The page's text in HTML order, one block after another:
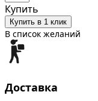
Купить
Купить в 1 клик
В список желаний
Доставка